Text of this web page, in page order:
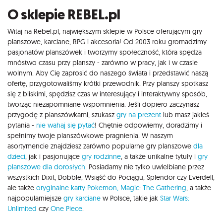
O sklepie REBEL.pl
Witaj na Rebel.pl, największym sklepie w Polsce oferującym gry
planszowe, karciane, RPG i akcesoria! Od 2003 roku gromadzimy
pasjonatów planszówek i tworzymy społeczność, która spędza
mnóstwo czasu przy planszy - zarówno w pracy, jak i w czasie
wolnym. Aby Cię zaprosić do naszego świata i przedstawić naszą
ofertę, przygotowaliśmy krótki przewodnik. Przy planszy spotkasz
się z bliskimi, spędzisz czas w interesujący i interaktywny sposób,
tworząc niezapomniane wspomnienia. Jeśli dopiero zaczynasz
przygodę z planszówkami, szukasz gry na prezent lub masz jakieś
pytania - nie wahaj się pytać! Chętnie odpowiemy, doradzimy i
spełnimy twoje planszówkowe pragnienia. W naszym
asortymencie znajdziesz zarówno popularne gry planszowe dla
dzieci, jak i pasjonujące gry rodzinne, a także unikalne tytuły i gry
planszowe dla dorosłych. Posiadamy nie tylko uwielbiane przez
wszystkich Dixit, Dobble, Wsiąść do Pociągu, Splendor czy Everdell,
ale także oryginalne karty Pokemon, Magic: The Gathering, a także
najpopularniejsze gry karciane w Polsce, takie jak Star Wars:
Unlimited czy One Piece.